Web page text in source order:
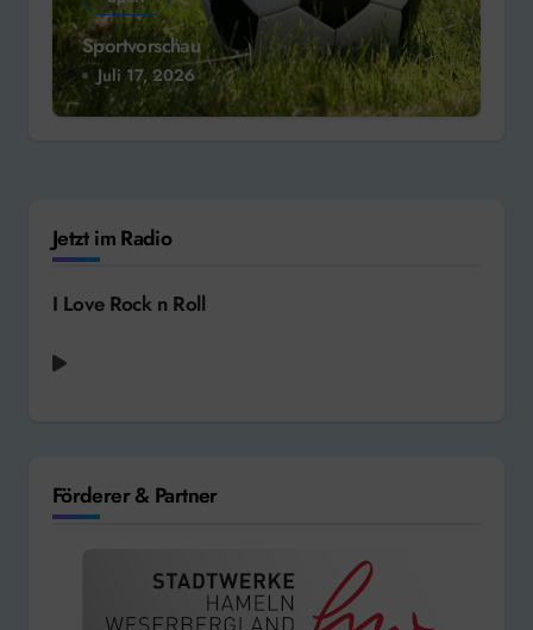
Sportvorschau
Juli 17, 2026
Jetzt im Radio
I Love Rock n Roll
Förderer & Partner